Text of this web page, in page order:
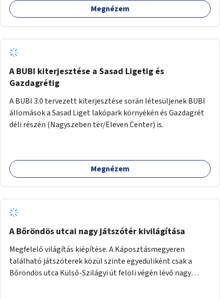
barátságosabbá és zöldebbé lehetne tenni a megállókat.
Megnézem
A BUBI kiterjesztése a Sasad Ligetig és
Gazdagrétig
A BUBI 3.0 tervezett kiterjesztése során létesüljenek BUBI
állomások a Sasad Liget lakópark környékén és Gazdagrét
déli részén (Nagyszeben tér/Eleven Center) is.
Megnézem
A Bőröndös utcai nagy játszótér kivilágítása
Megfelelő világítás kiépítése. A Káposztásmegyeren
található játszóterek közül szinte egyedüliként csak a
Bőröndös utca Külső-Szilágyi út felöli végén lévő nagy